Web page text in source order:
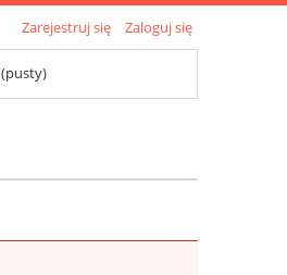
Zarejestruj się Zaloguj się
(pusty)